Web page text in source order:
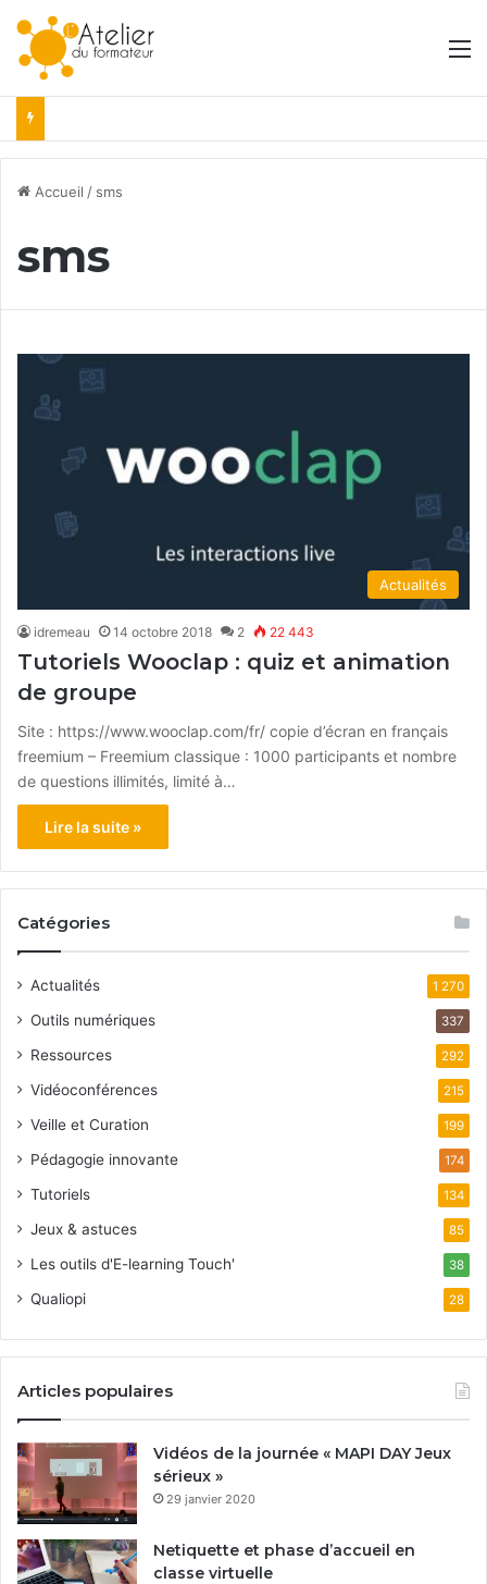
Accueil / sms
sms
Actualités
idremeau 14 octobre 2018 2 22 443
Tutoriels Wooclap : quiz et animation
de groupe
Site : https://www.wooclap.com/fr/ copie d’écran en français
freemium – Freemium classique : 1000 participants et nombre
de questions illimités, limité à…
Lire la suite »
Catégories
Actualités 1 270
Outils numériques 337
Ressources 292
Vidéoconférences 215
Veille et Curation 199
Pédagogie innovante 174
Tutoriels 134
Jeux & astuces 85
Les outils d'E-learning Touch' 38
Qualiopi 28
Articles populaires
Vidéos de la journée « MAPI DAY Jeux
sérieux »
29 janvier 2020
Netiquette et phase d’accueil en
classe virtuelle